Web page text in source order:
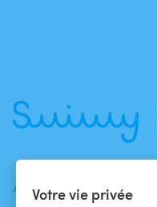
Votre vie privée
ACTUALITÉS